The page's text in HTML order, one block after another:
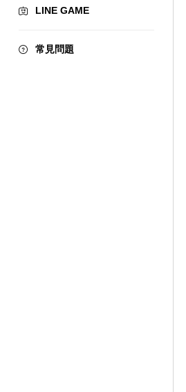
LINE GAME
常見問題